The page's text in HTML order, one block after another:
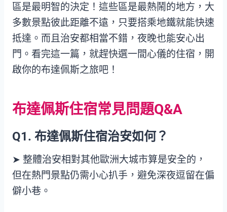
區是最明智的決定！這些區是最熱鬧的地方，大
多數景點彼此距離不遠，只要搭乘地鐵就能快速
抵達。而且治安都相當不錯，夜晚也能安心出
門。看完這一篇，就趕快選一間心儀的住宿，開
啟你的布達佩斯之旅吧！
布達佩斯住宿常見問題Q&A
Q1. 布達佩斯住宿治安如何？
➤ 整體治安相對其他歐洲大城市算是安全的，
但在熱門景點仍需小心扒手，避免深夜逗留在偏
僻小巷。